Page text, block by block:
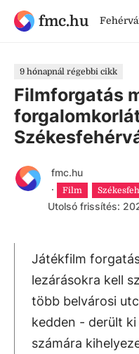
fmc.hu
9 hónapnál régebbi cikk
Filmforgatás
fmc.hu
·
Film
Utolsó frissítés:
Játékfilm
lezárásokra kell
több belvárosi
kedden - derült
számára